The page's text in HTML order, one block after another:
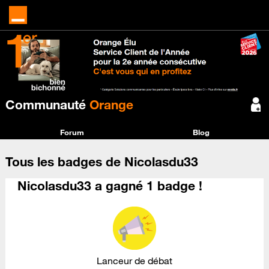
Communauté Orange
Forum Blog
Tous les badges de Nicolasdu33
Nicolasdu33 a gagné 1 badge !
Lanceur de débat